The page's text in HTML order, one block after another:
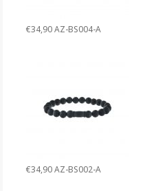
€34,90 AZ-BS004-A
€34,90 AZ-BS002-A